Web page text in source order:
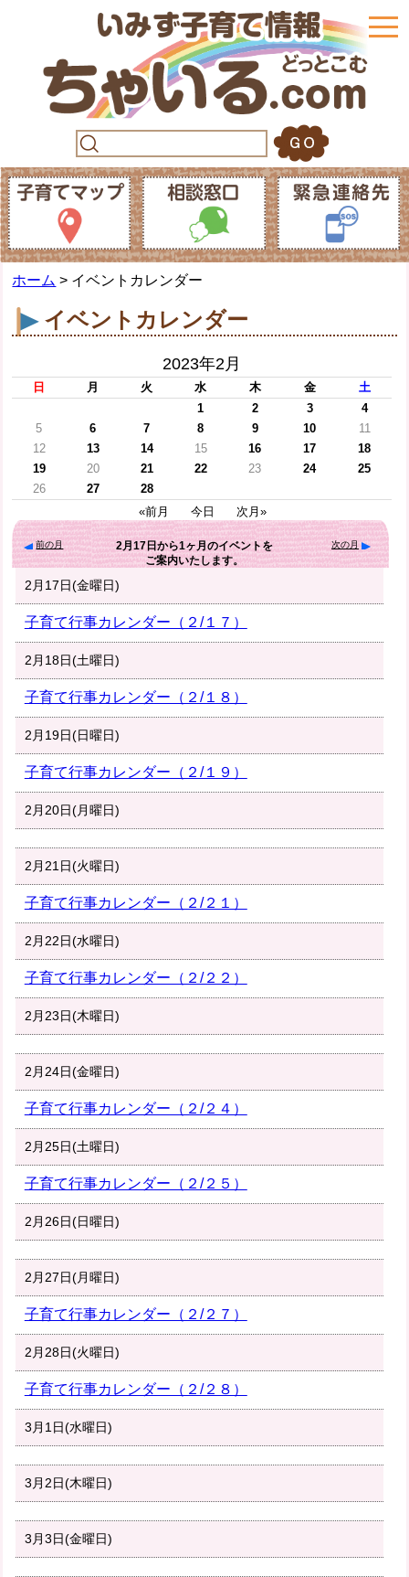
ホーム > イベントカレンダー
イベントカレンダー
2023年2月
日 月 火 水 木 金
土
1
2 3
4
5
6 7 8 9 10
11
12
13 14 15 16 17
18
19
20 21 22 23 24
25
26
27
28
«前月
今日 次月»
前の月 2月17日 から1ヶ月のイベントを
ご案内いたします。
次の月
2月17日(金曜日)
子育て行事カレンダー（２/１７）
2月18日(土曜日)
子育て行事カレンダー（２/１８）
2月19日(日曜日)
子育て行事カレンダー（２/１９）
2月20日(月曜日)
2月21日(火曜日)
子育て行事カレンダー（２/２１）
2月22日(水曜日)
子育て行事カレンダー（２/２２）
2月23日(木曜日)
2月24日(金曜日)
子育て行事カレンダー（２/２４）
2月25日(土曜日)
子育て行事カレンダー（２/２５）
2月26日(日曜日)
2月27日(月曜日)
子育て行事カレンダー（２/２７）
2月28日(火曜日)
子育て行事カレンダー（２/２８）
3月1日(水曜日)
3月2日(木曜日)
3月3日(金曜日)